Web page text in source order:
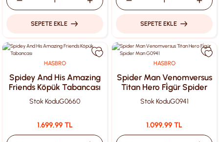
SEPETE EKLE SEPETE EKLE
HASBRO
Spidey And His Amazing
Friends Köpük Tabancası
Stok KoduG0660
1.699,99 TL
HASBRO
Spider Man Venomversus
Titan Hero Fi̇gür Spider
Man G0941
Stok KoduG0941
1.099,99 TL